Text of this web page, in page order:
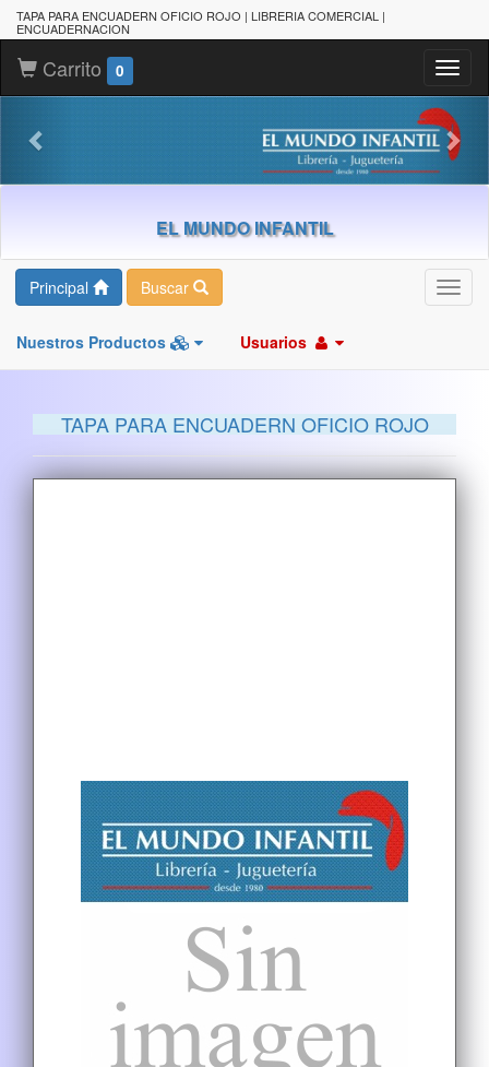
TAPA PARA ENCUADERN OFICIO ROJO | LIBRERIA COMERCIAL |
ENCUADERNACION
Carrito 0
EL MUNDO INFANTIL
Principal Buscar
Nuestros Productos Usuarios
TAPA PARA ENCUADERN OFICIO ROJO